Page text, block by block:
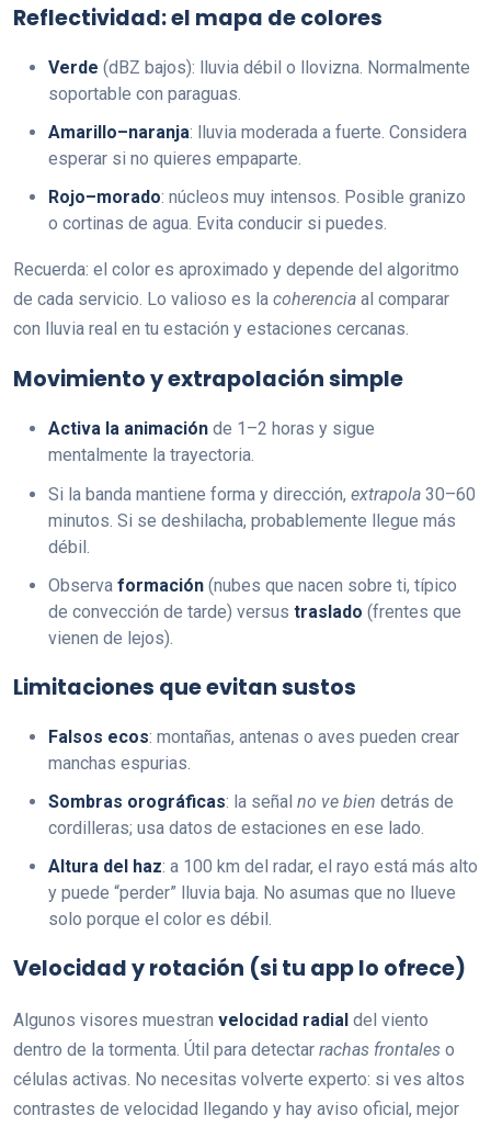
Reflectividad: el mapa de colores
Verde (dBZ bajos): lluvia débil o llovizna. Normalmente
soportable con paraguas.
Amarillo–naranja: lluvia moderada a fuerte. Considera
esperar si no quieres empaparte.
Rojo–morado: núcleos muy intensos. Posible granizo
o cortinas de agua. Evita conducir si puedes.
Recuerda: el color es aproximado y depende del algoritmo
de cada servicio. Lo valioso es la coherencia al comparar
con lluvia real en tu estación y estaciones cercanas.
Movimiento y extrapolación simple
Activa la animación de 1–2 horas y sigue
mentalmente la trayectoria.
Si la banda mantiene forma y dirección, extrapola 30–60
minutos. Si se deshilacha, probablemente llegue más
débil.
Observa formación (nubes que nacen sobre ti, típico
de convección de tarde) versus traslado (frentes que
vienen de lejos).
Limitaciones que evitan sustos
Falsos ecos: montañas, antenas o aves pueden crear
manchas espurias.
Sombras orográficas: la señal no ve bien detrás de
cordilleras; usa datos de estaciones en ese lado.
Altura del haz: a 100 km del radar, el rayo está más alto
y puede “perder” lluvia baja. No asumas que no llueve
solo porque el color es débil.
Velocidad y rotación (si tu app lo ofrece)
Algunos visores muestran velocidad radial del viento
dentro de la tormenta. Útil para detectar rachas frontales o
células activas. No necesitas volverte experto: si ves altos
contrastes de velocidad llegando y hay aviso oficial, mejor